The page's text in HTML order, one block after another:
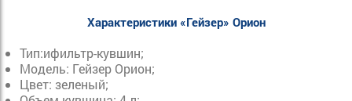
Характеристики «Гейзер» Орион
Тип:ифильтр-кувшин;
Модель: Гейзер Орион;
Цвет: зеленый;